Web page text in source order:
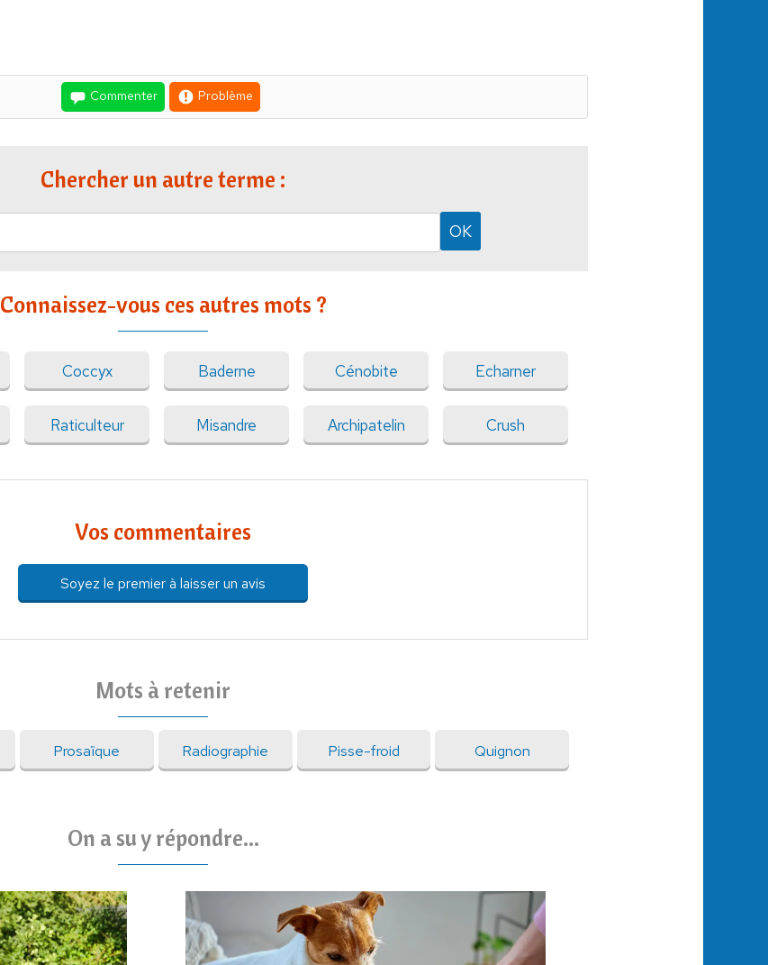
Commenter Problème
Chercher un autre terme :
Connaissez-vous ces autres mots ?
Coccyx Baderne Cénobite Echarner
Raticulteur Misandre Archipatelin Crush
Vos commentaires
Soyez le premier à laisser un avis
Mots à retenir
Prosaïque Radiographie Pisse-froid Quignon
On a su y répondre...